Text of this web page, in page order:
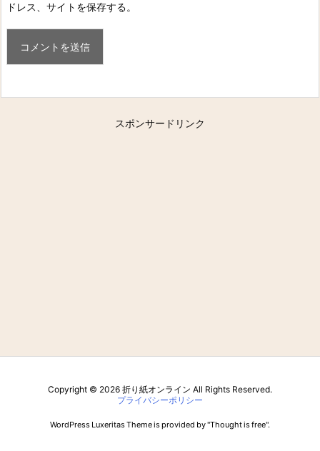
ドレス、サイトを保存する。
スポンサードリンク
Copyright © 2026 折り紙オンライン All Rights Reserved.
プライバシーポリシー
WordPress Luxeritas Theme is provided by "Thought is free".